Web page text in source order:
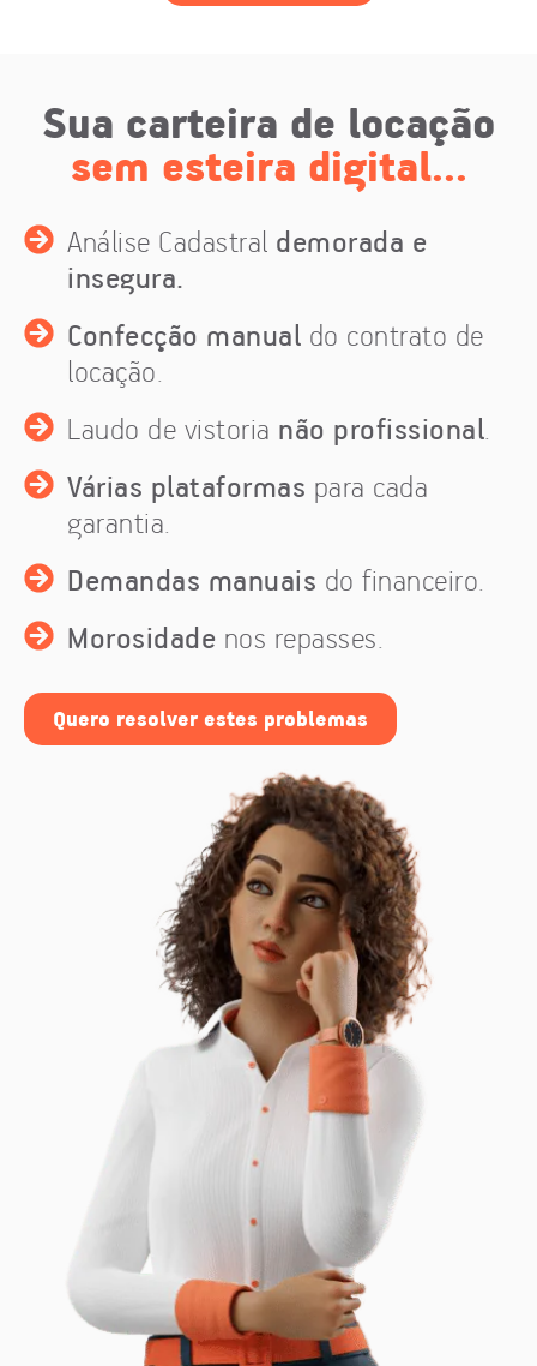
Sua carteira de locação
sem esteira digital...
Análise Cadastral demorada e
insegura.
Confecção manual do contrato de
locação.
Laudo de vistoria não profissional.
Várias plataformas para cada
garantia.
Demandas manuais do financeiro.
Morosidade nos repasses.
Quero resolver estes problemas